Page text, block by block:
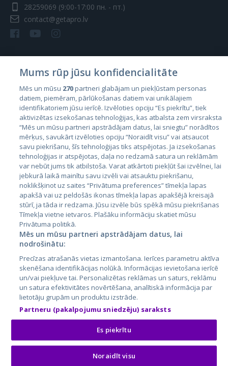
28259069 (9:00-17:00 пн. - пт.)
contact@getapro.lv
Страны
Эстония
Латвия
Литва
City24.lv
City24.ee
GetaPro.lv
GetaPro.ee
Skelbiu.lt
Autoplius.lt
Aruodas.lt
Kainos.lt
auto24.ee
KV.ee
Osta.ee
KuldneBörs.ee
© 2026 GetaPro. Все права защищены.
Mums rūp jūsu konfidencialitāte
Mēs un mūsu 270partneri glabājam un piekļūstam personas
datiem, piemēram, pārlūkošanas datiem vai unikālajiem
identifikatoriem jūsu ierīcē. Izvēloties opciju “Es piekrītu”, tiek
aktivizētas izsekošanas tehnoloģijas, kas atbalsta zem virsraksta
“Mēs un mūsu partneri apstrādājam datus, lai sniegtu” norādītos
mērķus, savukārt izvēloties opciju “Noraidīt visu” vai atsaucot
savu piekrišanu, šīs tehnoloģijas tiks atspējotas. Ja izsekošanas
tehnoloģijas ir atspējotas, daļa no redzamā satura un reklāmām
var nebūt jums tik atbilstoša. Varat atkārtoti piekļūt šai izvēlnei, lai
jebkurā laikā mainītu savu izvēli vai atsauktu piekrišanu,
noklikšķinot uz saites “Privātuma preferences” tīmekļa lapas
apakšā vai uz peldošās ikonas tīmekļa lapas apakšējā kreisajā
stūrī, ja tāda ir redzama. Jūsu izvēle būs spēkā mūsu piekrišanas
Tīmekļa vietne ietvaros. Plašāku informāciju skatiet mūsu
Privātuma politikā.
Mēs un mūsu partneri apstrādājam datus, lai
nodrošinātu:
Precīzas atrašanās vietas izmantošana. Ierīces parametru aktīva
skenēšana identifikācijas nolūkā. Informācijas ievietošana ierīcē
un/vai piekļuve tai. Personalizētas reklāmas un saturs, reklāmu
un satura efektivitātes novērtēšana, analītiskā informācija par
lietotāju grupām un produktu izstrāde.
Partneru (pakalpojumu sniedzēju) saraksts
Es piekrītu
Noraidīt visu